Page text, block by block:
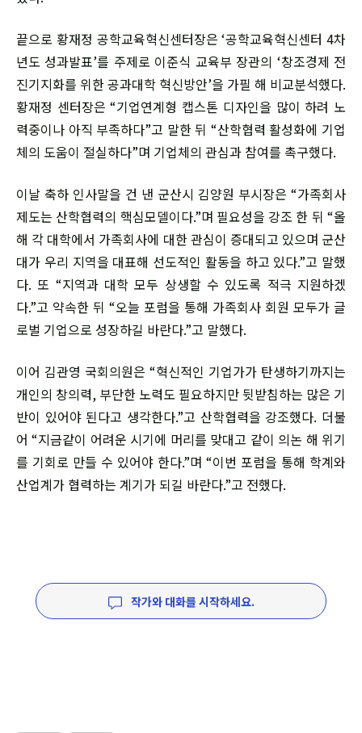
끝으로 황재정 공학교육혁신센터장은 ‘공학교육혁신센터 4차
년도 성과발표’를 주제로 이준식 교육부 장관의 ‘창조경제 전
진기지화를 위한 공과대학 혁신방안’을 가필 해 비교분석했다.
황재정 센터장은 “기업연계형 캡스톤 디자인을 많이 하려 노
력중이나 아직 부족하다”고 말한 뒤 “산학협력 활성화에 기업
체의 도움이 절실하다”며 기업체의 관심과 참여를 촉구했다.
이날 축하 인사말을 건 낸 군산시 김양원 부시장은 “가족회사
제도는 산학협력의 핵심모델이다.”며 필요성을 강조 한 뒤 “올
해 각 대학에서 가족회사에 대한 관심이 증대되고 있으며 군산
대가 우리 지역을 대표해 선도적인 활동을 하고 있다.”고 말했
다. 또 “지역과 대학 모두 상생할 수 있도록 적극 지원하겠
다.”고 약속한 뒤 “오늘 포럼을 통해 가족회사 회원 모두가 글
로벌 기업으로 성장하길 바란다.”고 말했다.
이어 김관영 국회의원은 “혁신적인 기업가가 탄생하기까지는
개인의 창의력, 부단한 노력도 필요하지만 뒷받침하는 많은 기
반이 있어야 된다고 생각한다.”고 산학협력을 강조했다. 더불
어 “지금같이 어려운 시기에 머리를 맞대고 같이 의논 해 위기
를 기회로 만들 수 있어야 한다.”며 “이번 포럼을 통해 학계와
산업계가 협력하는 계기가 되길 바란다.”고 전했다.
작가와 대화를 시작하세요.